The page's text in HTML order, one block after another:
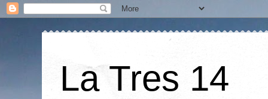
La Tres 14